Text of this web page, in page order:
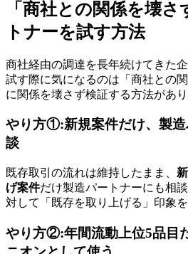
「商社との関係を壊
トナーを試す方法
商社経由の調達を長年続けてきた
試す際に気になるのは「商社との
に関係を壊さず検証する方法があり
やり方①:新規案件だけ、製造
談
既存取引の流れは維持したまま、
げ案件だけ製造パートナーにも相
対して「既存を取り上げる」印象を
やり方②:年間流動上位5品目